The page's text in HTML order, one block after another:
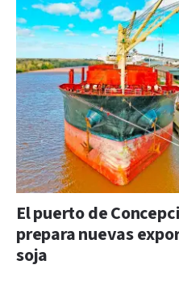
El puerto de
prepara nuevas
soja